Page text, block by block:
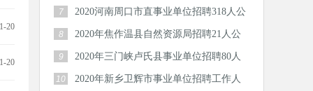
20
20
才60人公告
7
2020河南周口市直事业单位招聘318人公
告
8
2020年焦作温县自然资源局招聘21人公
告
9
2020年三门峡卢氏县事业单位招聘80人
公告
10
2020年新乡卫辉市事业单位招聘工作人